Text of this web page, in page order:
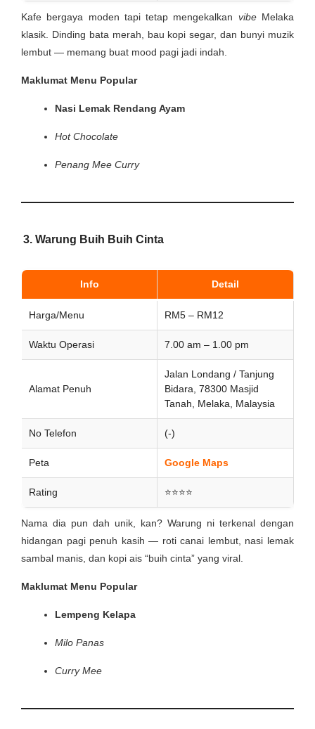
Kafe bergaya moden tapi tetap mengekalkan vibeMelaka
klasik. Dinding bata merah, bau kopi segar, dan bunyi muzik
lembut — memang buat mood pagi jadi indah.
Maklumat Menu Popular
Nasi Lemak Rendang Ayam
Hot Chocolate
Penang Mee Curry
3. Warung Buih Buih Cinta
Info Detail
Harga/Menu RM5 – RM12
Waktu Operasi 7.00 am – 1.00 pm
Alamat Penuh
Jalan Londang / Tanjung
Bidara, 78300 Masjid
Tanah, Melaka, Malaysia
No Telefon (-)
Peta Google Maps
Rating ⭐⭐⭐⭐
Nama dia pun dah unik, kan? Warung ni terkenal dengan
hidangan pagi penuh kasih — roti canai lembut, nasi lemak
sambal manis, dan kopi ais “buih cinta” yang viral.
Maklumat Menu Popular
Lempeng Kelapa
Milo Panas
Curry Mee